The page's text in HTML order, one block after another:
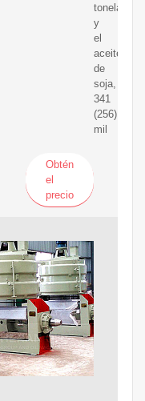
toneladas
y
el
aceite
de
soja,
341
(256)
mil
Obtén
el
precio